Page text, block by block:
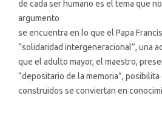
de cada ser humano es el tema que
argumento
se encuentra en lo que el Papa
“solidaridad intergeneracional”, una
que el adulto mayor, el maestro,
“depositario de la memoria”,
construidos se conviertan en